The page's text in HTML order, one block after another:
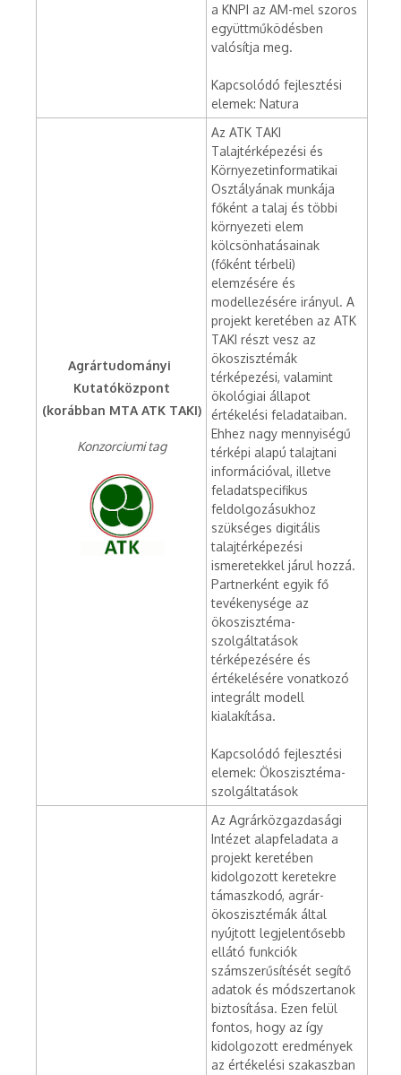
a KNPI az AM-mel szoros
együttműködésben
valósítja meg.
Kapcsolódó fejlesztési
elemek: Natura
Agrártudományi
Kutatóközpont
(korábban MTA ATK TAKI)
Konzorciumi tag
Az ATK TAKI
Talajtérképezési és
Környezetinformatikai
Osztályának munkája
főként a talaj és többi
környezeti elem
kölcsönhatásainak
(főként térbeli)
elemzésére és
modellezésére irányul. A
projekt keretében az ATK
TAKI részt vesz az
ökoszisztémák
térképezési, valamint
ökológiai állapot
értékelési feladataiban.
Ehhez nagy mennyiségű
térképi alapú talajtani
információval, illetve
feladatspecifikus
feldolgozásukhoz
szükséges digitális
talajtérképezési
ismeretekkel járul hozzá.
Partnerként egyik fő
tevékenysége az
ökoszisztéma-
szolgáltatások
térképezésére és
értékelésére vonatkozó
integrált modell
kialakítása.
Kapcsolódó fejlesztési
elemek: Ökoszisztéma-
szolgáltatások
Az Agrárközgazdasági
Intézet alapfeladata a
projekt keretében
kidolgozott keretekre
támaszkodó, agrár-
ökoszisztémák által
nyújtott legjelentősebb
ellátó funkciók
számszerűsítését segítő
adatok és módszertanok
biztosítása. Ezen felül
fontos, hogy az így
kidolgozott eredmények
az értékelési szakaszban